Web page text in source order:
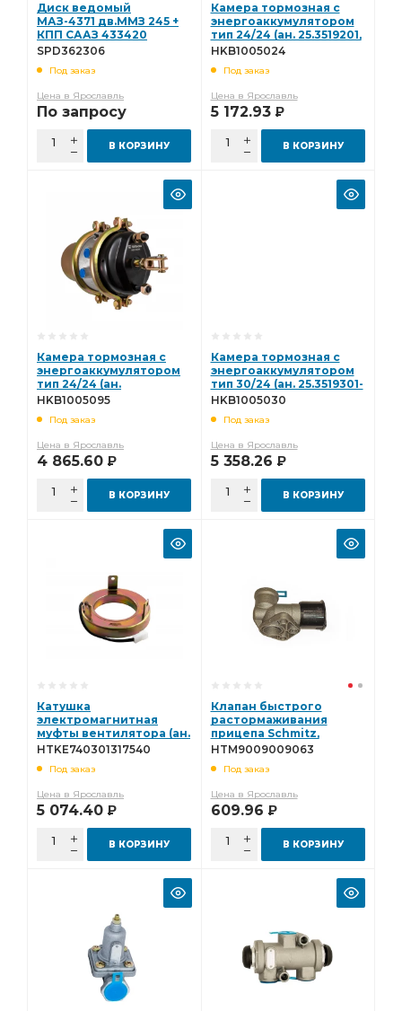
Диск ведомый
МАЗ-4371 дв.ММЗ 245 +
КПП СААЗ 433420
Евро-3 (аналог
(всн) SPD362306
SPD362306
Под заказ
Цена в Ярославль
По запросу
В КОРЗИНУ
Камера тормозная с
энергоаккумулятором
тип 24/24 (ан. 25.3519201,
25-3519201) Hottecke
HKB1005024
Под заказ
Цена в Ярославль
5 172.93 Р
В КОРЗИНУ
Камера тормозная с
энергоаккумулятором
тип 24/24 (ан.
661.3519200, 25-3519500)
HKB1005095
Под заказ
Цена в Ярославль
4 865.60 Р
В КОРЗИНУ
Камера тормозная с
энергоаккумулятором
тип 30/24 (ан. 25.3519301-
60) Hottecke
HKB1005030
Под заказ
Цена в Ярославль
5 358.26 Р
В КОРЗИНУ
Катушка
электромагнитная
муфты вентилятора (ан.
740.30-1317540)
HTKE740301317540
HTKE740301317540
Под заказ
Цена в Ярославль
5 074.40 Р
В КОРЗИНУ
Клапан быстрого
растормаживания
прицепа Schmitz,
Kassbohrer
012 0) Hottecke
HTM9009009063
Под заказ
Цена в Ярославль
609.96 Р
В КОРЗИНУ